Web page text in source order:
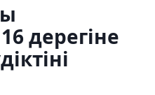
дерегіне